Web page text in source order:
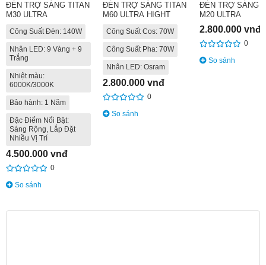
ĐÈN TRỢ SÁNG TITAN
M30 ULTRA
Công Suất Đèn: 140W
Nhân LED: 9 Vàng + 9
Trắng
Nhiệt màu:
6000K/3000K
Bảo hành: 1 Năm
Đặc Điểm Nổi Bật:
Sáng Rộng, Lắp Đặt
Nhiều Vị Trí
4.500.000 vnđ
0
So sánh
ĐÈN TRỢ SÁNG TITAN
M60 ULTRA HIGHT
Công Suất Cos: 70W
Công Suất Pha: 70W
Nhân LED: Osram
2.800.000 vnđ
0
So sánh
ĐÈN TRỢ SÁNG
M20 ULTRA
2.800.000 vnđ
0
So sánh